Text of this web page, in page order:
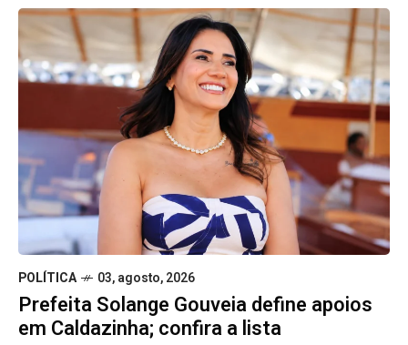
POLÍTICA 03, agosto, 2026
Prefeita Solange Gouveia define apoios
em Caldazinha; confira a lista